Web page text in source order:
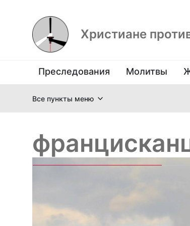
Христиане
Преследования Молитвы
Все пункты меню